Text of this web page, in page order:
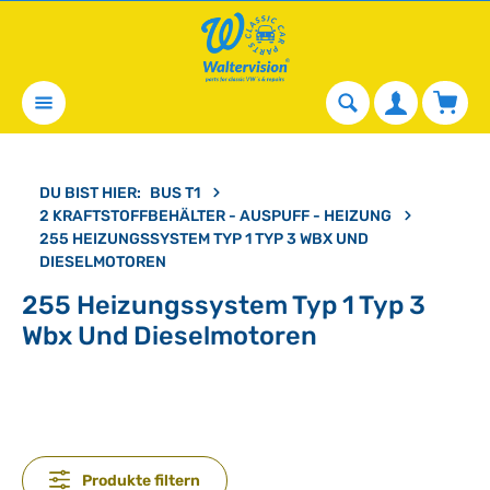
DU BIST HIER: BUS T1
2 KRAFTSTOFFBEHÄLTER - AUSPUFF - HEIZUNG
255 HEIZUNGSSYSTEM TYP 1 TYP 3 WBX UND
DIESELMOTOREN
255 Heizungssystem Typ 1 Typ 3
Wbx Und Dieselmotoren
Produkte filtern